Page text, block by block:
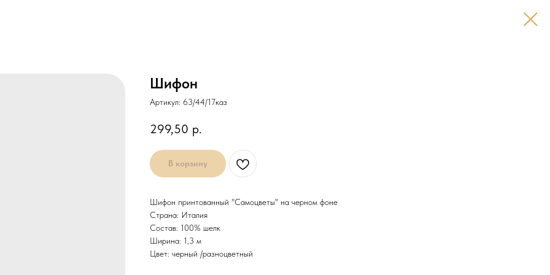
Шифон
Артикул: 63/44/17каз
299,50 р.
В корзину
Шифон принтованный "Самоцветы" на черном фоне
Страна: Италия
Состав: 100% шелк
Ширина: 1,3 м
Цвет: черный /разноцветный